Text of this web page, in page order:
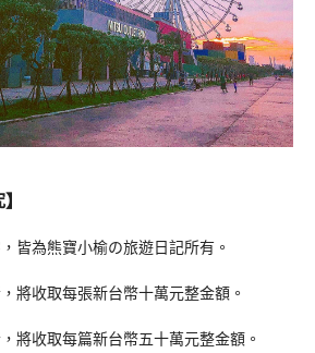
皆為熊寶小榆の旅遊日記所有。
將收取每張新台幣十萬元整金額。
將收取每篇新台幣五十萬元整金額。